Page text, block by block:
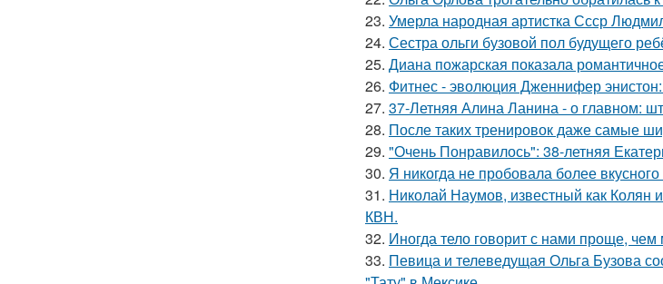
23. Умерла народная артистка Ссср
24. Сестра ольги бузовой пол будущего
25. Диана пожарская показала
26. Фитнес - эволюция Дженнифер энистон:
27. 37-Летняя Алина Ланина - о главном:
28. После таких тренировок даже самые
29. "Очень Понравилось": 38-летняя
30. Я никогда не пробовала более
31. Николай Наумов, известный как Колян
КВН.
32. Иногда тело говорит с нами проще,
33. Певица и телеведущая Ольга Бузова